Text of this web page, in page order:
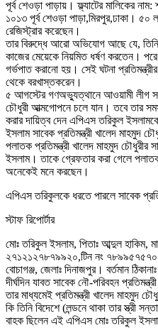
পূর্ব শেওড়া পাড়ায়। ফ্ল্যাটের মালিকের
১০১৩ পূর্ব শেওড়া পাড়া,মিরপুর,ঢাকা। ৫০
রেজিস্ট্রার করেছেন।
তার বিরুদ্ধে আরো অভিযোগ আছে যে, তিনি
কাজের মেয়েকে নিয়মিত ধর্ষণ করতেন।
গর্ভপাত করানো হয়। সেই ঘটনা
থেকে বরখাস্তকরেন।
৫ আগস্টের গণঅভ্যুত্থানে আওয়ামী লীগ
চৌধুরী আত্মগোপনে চলে যান। তবে তার
করার দায়িত্ব দেন এপিএস তরিকুল
ইসলাম সাবেক প্রতিমন্ত্রী খালেদ মাহমুদ
পলাতক প্রতিমন্ত্রী খালেদ মাহমুদ
ইসলাম। তাকে গ্রেফতার করা গেলে
অনেকেই মনে করছেন।
এপিএস তরিকুলকে ধরতে পারলে সাবেক
স্টাফ রিপোর্টার
মোঃ তরিকুল ইসলাম, পিতাঃ আব্দুল হাকিম,
২৭১২১২৭৮৭৯৯২০,টিন নং
বোচাগঞ্জ, জেলাঃ দিনাজপুর। বর্তমান
দীর্ঘদিন যাবত সাবেক নৌ-পরিবহন
তার মাধ্যমেই প্রতিমন্ত্রী খালেদ মাহমুদ
কি তিনি বিদেশে (লন্ডনে থাকা তার স্ত্রী
বাহক ছিলেন এই এপিএস মোঃ তরিকুল